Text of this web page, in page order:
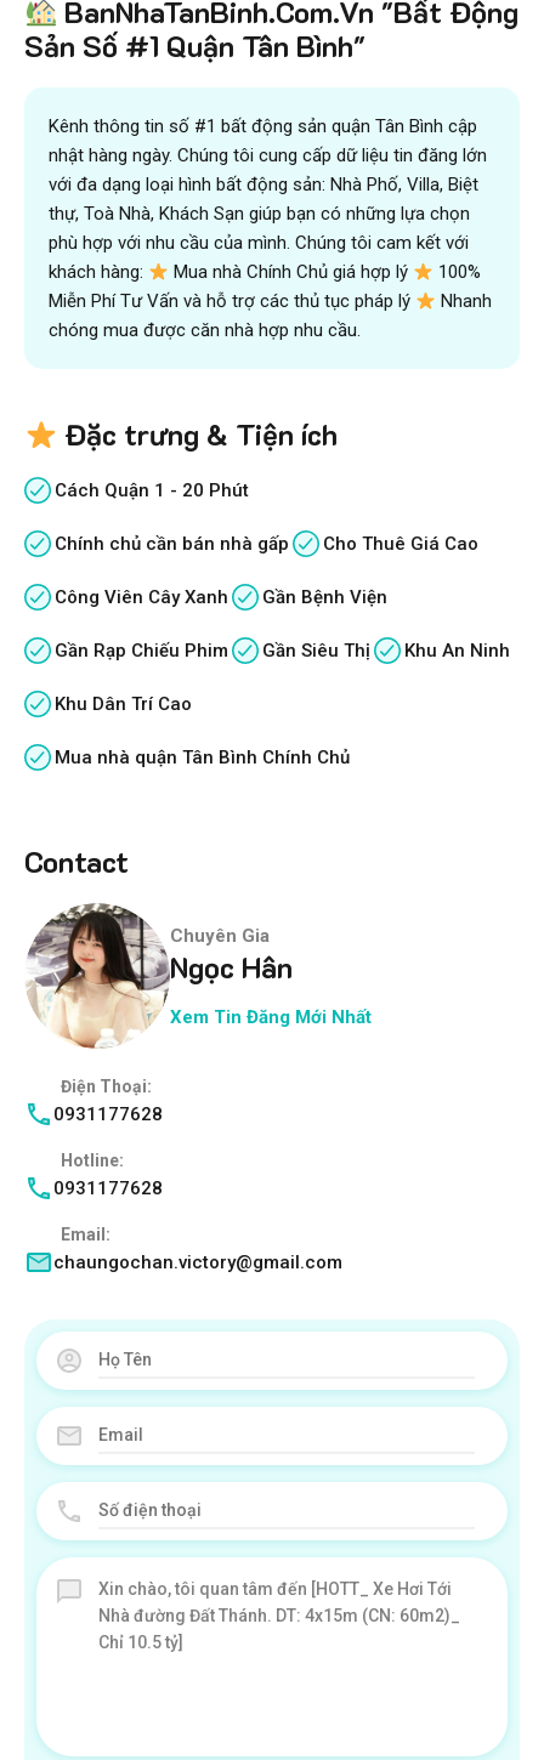
BanNhaTanBinh.Com.Vn "Bất Động
Sản Số #1 Quận Tân Bình"
Kênh thông tin số #1 bất động sản quận Tân Bình cập
nhật hàng ngày. Chúng tôi cung cấp dữ liệu tin đăng lớn
với đa dạng loại hình bất động sản: Nhà Phố, Villa, Biệt
thự, Toà Nhà, Khách Sạn giúp bạn có những lựa chọn
phù hợp với nhu cầu của mình. Chúng tôi cam kết với
khách hàng:
Mua nhà Chính Chủ giá hợp lý
100%
Miễn Phí Tư Vấn và hỗ trợ các thủ tục pháp lý
Nhanh
chóng mua được căn nhà hợp nhu cầu.
Đặc trưng & Tiện ích
Cách Quận 1 - 20 Phút
Chính chủ cần bán nhà gấp Cho Thuê Giá Cao
Công Viên Cây Xanh Gần Bệnh Viện
Gần Rạp Chiếu Phim Gần Siêu Thị Khu An Ninh
Khu Dân Trí Cao
Mua nhà quận Tân Bình Chính Chủ
Contact
Chuyên Gia
Ngọc Hân
Xem Tin Đăng Mới Nhất
Điện Thoại:
0931177628
Hotline:
0931177628
Email:
chaungochan.victory@gmail.com